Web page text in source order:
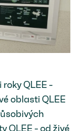
QLEE -
oblasti QLEE
QLEE - od živé